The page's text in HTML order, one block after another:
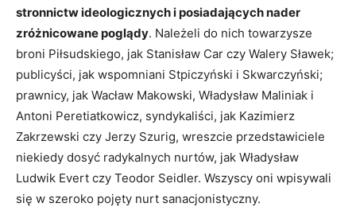
stronnictw ideologicznych i posiadających nader
zróżnicowane poglądy. Należeli do nich towarzysze
broni Piłsudskiego, jak Stanisław Car czy Walery Sławek;
publicyści, jak wspomniani Stpiczyński i Skwarczyński;
prawnicy, jak Wacław Makowski, Władysław Maliniak i
Antoni Peretiatkowicz, syndykaliści, jak Kazimierz
Zakrzewski czy Jerzy Szurig, wreszcie przedstawiciele
niekiedy dosyć radykalnych nurtów, jak Władysław
Ludwik Evert czy Teodor Seidler. Wszyscy oni wpisywali
się w szeroko pojęty nurt sanacjonistyczny.